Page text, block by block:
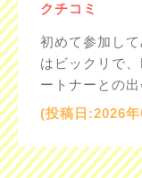
クチコミ
初めて参加し
はビックリで
ートナーとの
(投稿日:2026